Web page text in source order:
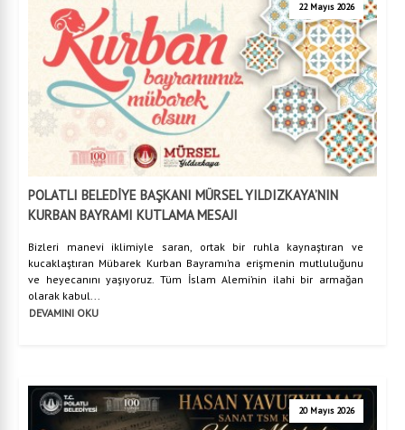
22 Mayıs 2026
POLATLI BELEDİYE BAŞKANI MÜRSEL YILDIZKAYA’NIN
KURBAN BAYRAMI KUTLAMA MESAJI
Bizleri manevi iklimiyle saran, ortak bir ruhla kaynaştıran ve
kucaklaştıran Mübarek Kurban Bayramı’na erişmenin mutluluğunu
ve heyecanını yaşıyoruz. Tüm İslam Alemi’nin ilahi bir armağan
olarak kabul...
DEVAMINI OKU
20 Mayıs 2026